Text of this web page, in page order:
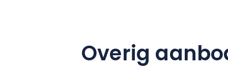
Overig